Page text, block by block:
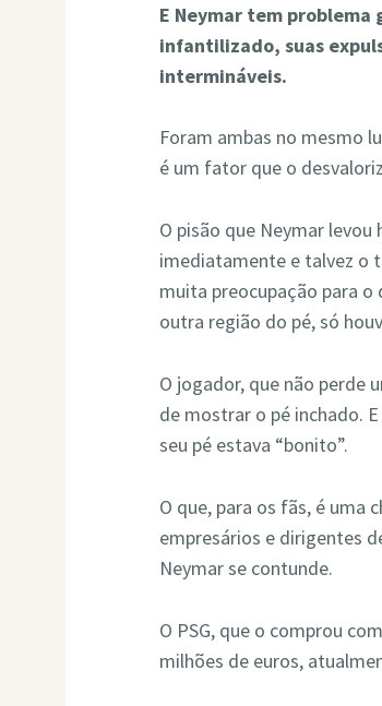
E Neymar tem
infantilizado, suas
intermináveis.
Foram ambas no mesmo
é um fator que o
O pisão que Neymar
imediatamente e talvez o
muita preocupação para
outra região do pé, só
O jogador, que não perde
de mostrar o pé inchado.
seu pé estava “bonito”.
O que, para os fãs, é uma
empresários e dirigentes
Neymar se contunde.
O PSG, que o comprou
milhões de euros,